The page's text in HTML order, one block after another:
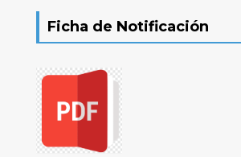
Ficha de Notificación